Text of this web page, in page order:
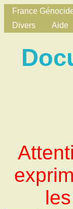
France
Divers
Aide